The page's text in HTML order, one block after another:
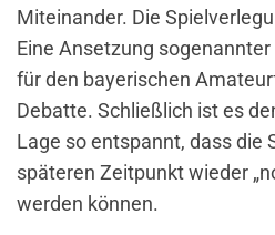
Miteinander. Die
Eine Ansetzung sogenannter
für den bayerischen
Debatte. Schließlich ist es
Lage so entspannt, dass die
späteren Zeitpunkt wieder
werden können.